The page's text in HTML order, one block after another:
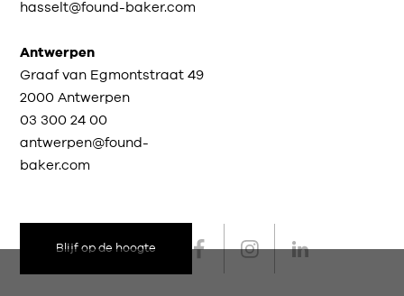
hasselt@found-baker.com
Antwerpen
Graaf van Egmontstraat 49
2000 Antwerpen
03 300 24 00
antwerpen@found-
baker.com
Blijf op de hoogte